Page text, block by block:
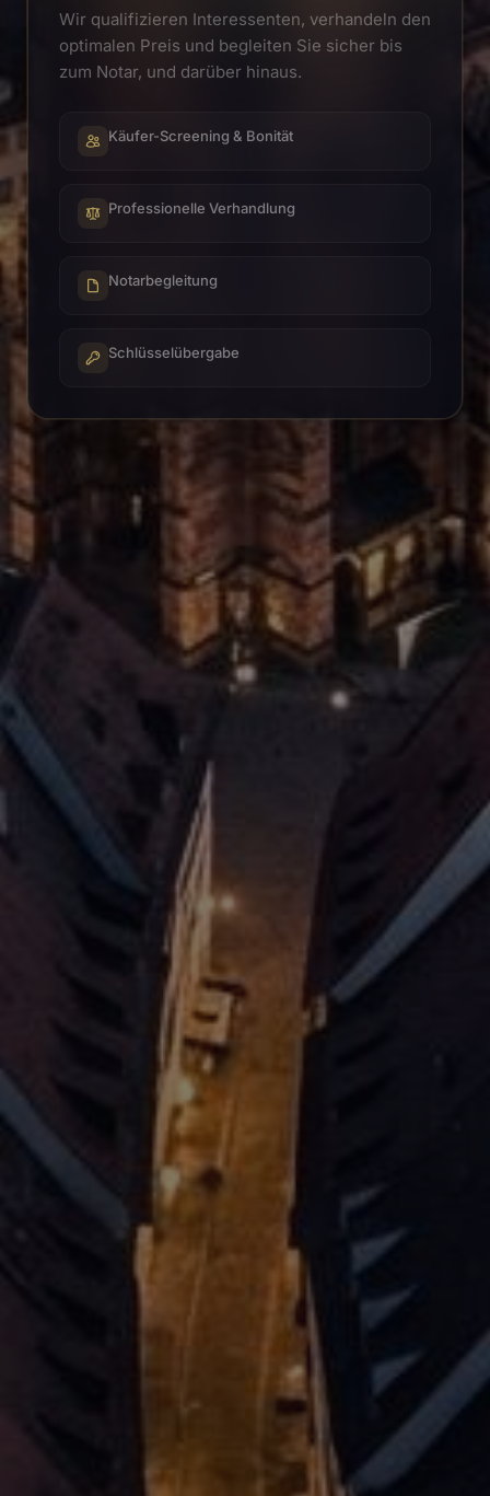
Wir qualifizieren Interessenten, verhandeln den
optimalen Preis und begleiten Sie sicher bis
zum Notar, und darüber hinaus.
Käufer-Screening & Bonität
Professionelle Verhandlung
Notarbegleitung
Schlüsselübergabe